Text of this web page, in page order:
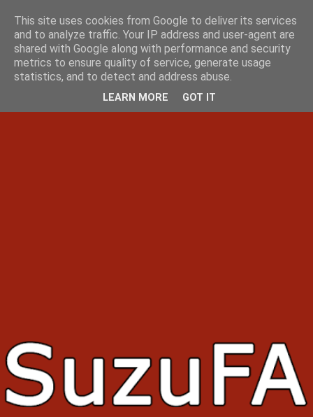
This site uses cookies from Google to deliver its services
and to analyze traffic. Your IP address and user-agent are
shared with Google along with performance and security
metrics to ensure quality of service, generate usage
statistics, and to detect and address abuse.
LEARN MORE GOT IT